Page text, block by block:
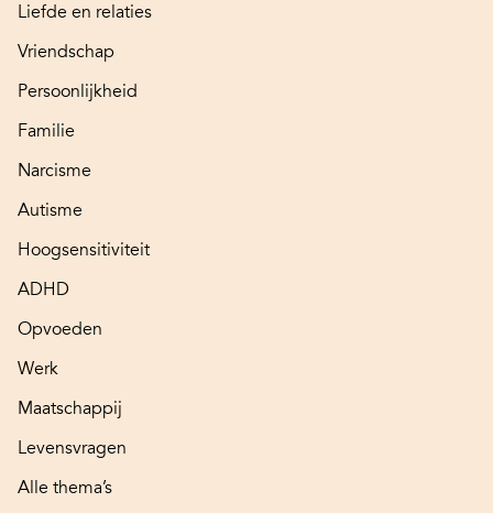
Liefde en relaties
Vriendschap
Persoonlijkheid
Familie
Narcisme
Autisme
Hoogsensitiviteit
ADHD
Opvoeden
Werk
Maatschappij
Levensvragen
Alle thema’s